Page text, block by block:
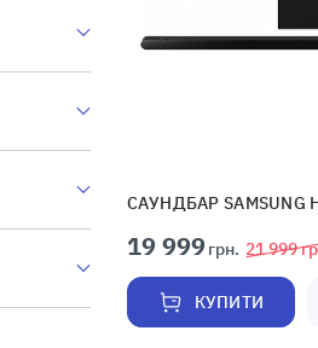
САУНДБАР SAMSUNG
21 999
19 999грн.
КУПИТИ